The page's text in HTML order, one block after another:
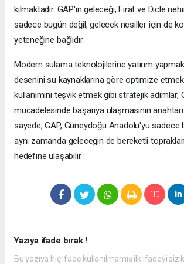
kılmaktadır. GAP'ın geleceği, Fırat ve Dicle
sadece bugün değil, gelecek nesiller için de
yeteneğine bağlıdır.
Modern sulama teknolojilerine yatırım
desenini su kaynaklarına göre optimize
kullanımını teşvik etmek gibi stratejik adımlar,
mücadelesinde başarıya ulaşmasının
sayede, GAP, Güneydoğu Anadolu'yu sadece
aynı zamanda geleceğin de bereketli
hedefine ulaşabilir.
Yazıya ifade bırak !
Bu yazıya hiç ifade kullanılmamış ilk ifadeyi siz